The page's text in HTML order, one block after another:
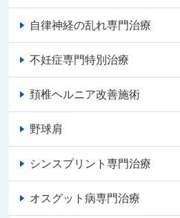
自律神経の乱れ専門治療
不妊症専門特別治療
頚椎ヘルニア改善施術
野球肩
シンスプリント専門治療
オスグット病専門治療